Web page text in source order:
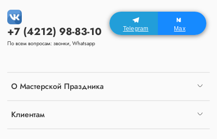
О Мастерской Праздника
Клиентам
+7 (4212) 98-83-10
По всем вопросам: звонки, Whatsapp
Telegram Max